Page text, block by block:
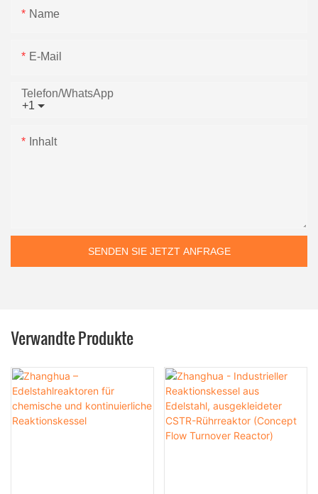
Name
E-Mail
+1
Telefon/WhatsApp
Inhalt
SENDEN SIE JETZT ANFRAGE
Verwandte Produkte